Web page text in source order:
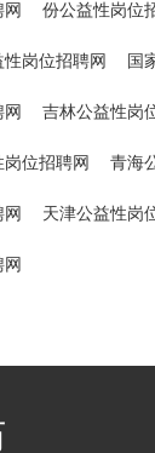
份公益性岗位
岗位招聘网 国
吉林公益性岗
位招聘网 青海
天津公益性岗